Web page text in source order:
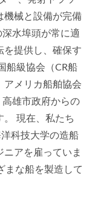
機械と設備が完備
水埠頭が常に適
を提供し、確保す
船級協会（CR船
アメリカ船舶協会
雄市政府からの
。 現在、私たち
科技大学の造船
アを雇っていま
まな船を製造して